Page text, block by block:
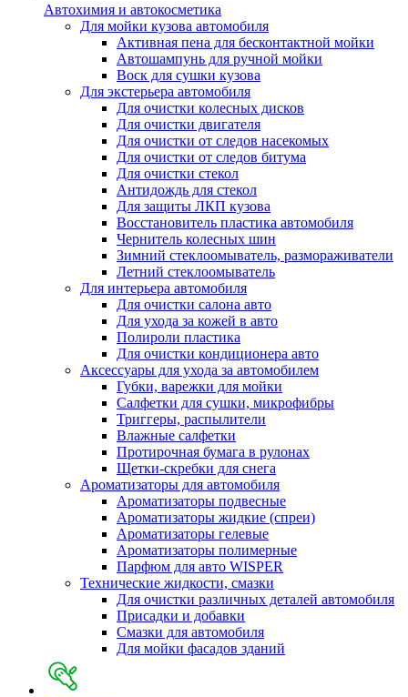
Автохимия и автокосметика
Для мойки кузова автомобиля
Активная пена для бесконтактной мойки
Автошампунь для ручной мойки
Воск для сушки кузова
Для экстерьера автомобиля
Для очистки колесных дисков
Для очистки двигателя
Для очистки от следов насекомых
Для очистки от следов битума
Для очистки стекол
Антидождь для стекол
Для защиты ЛКП кузова
Восстановитель пластика автомобиля
Чернитель колесных шин
Зимний стеклоомыватель, размораживатели
Летний стеклоомыватель
Для интерьера автомобиля
Для очистки салона авто
Для ухода за кожей в авто
Полироли пластика
Для очистки кондиционера авто
Аксессуары для ухода за автомобилем
Губки, варежки для мойки
Салфетки для сушки, микрофибры
Триггеры, распылители
Влажные салфетки
Протирочная бумага в рулонах
Щетки-скребки для снега
Ароматизаторы для автомобиля
Ароматизаторы подвесные
Ароматизаторы жидкие (спреи)
Ароматизаторы гелевые
Ароматизаторы полимерные
Парфюм для авто WISPER
Технические жидкости, смазки
Для очистки различных деталей автомобиля
Присадки и добавки
Смазки для автомобиля
Для мойки фасадов зданий